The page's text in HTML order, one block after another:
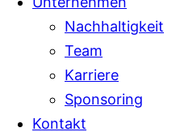
Nachhaltigkeit
Team
Karriere
Sponsoring
Kontakt